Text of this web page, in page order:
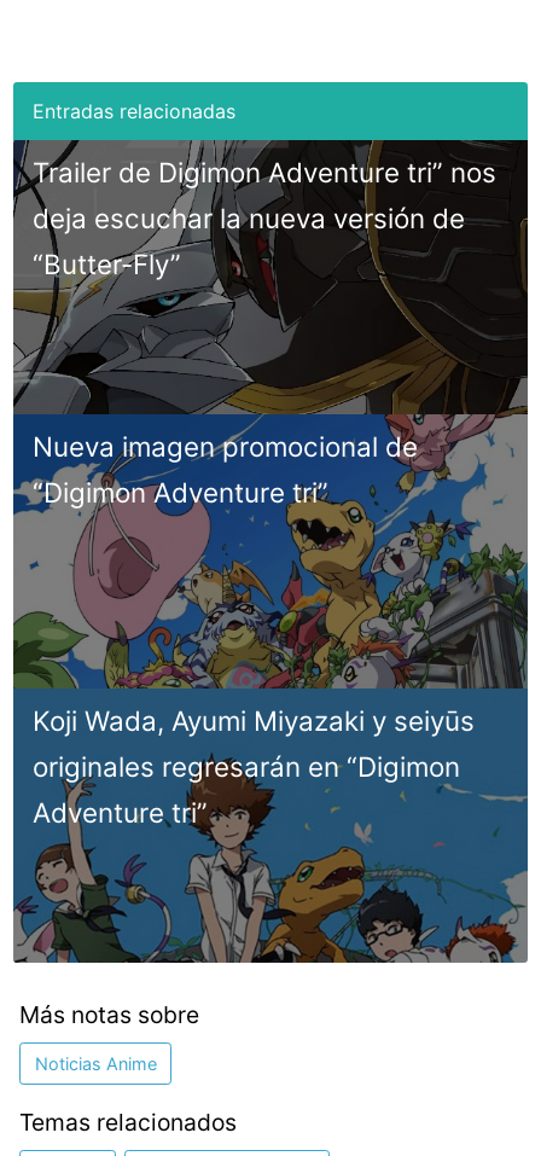
Trailer de Digimon Adventure tri” nos
deja escuchar la nueva versión de
“Butter-Fly”
Nueva imagen promocional de
“Digimon Adventure tri”
Koji Wada, Ayumi Miyazaki y seiyūs
originales regresarán en “Digimon
Adventure tri”
Más notas sobre
Noticias Anime
Temas relacionados